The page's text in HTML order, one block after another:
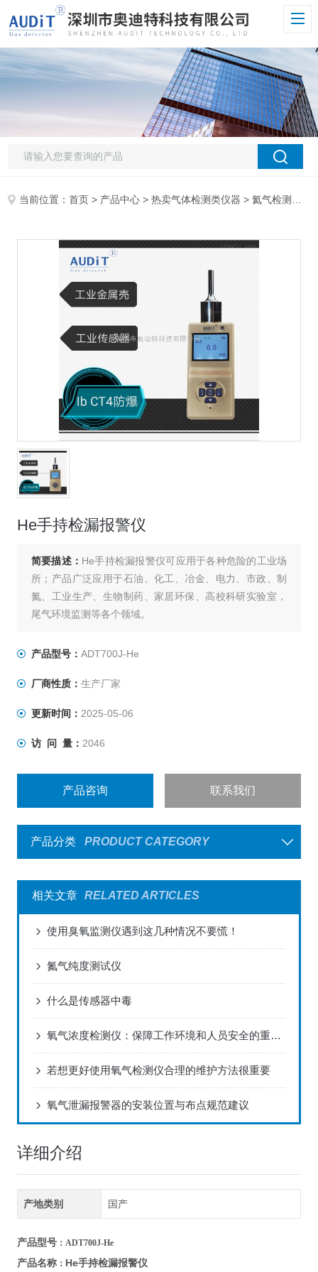
当前位置：首页 > 产品中心 >热卖气体检测类仪器 >氦气检测仪
He手持检漏报警仪
简要描述： He手持检漏报警仪可应用于各种危险的工业场
所；产品广泛应用于石油、化工、冶金、电力、市政、制
氮、工业生产、生物制药、家居环保、高校科研实验室，
尾气环境监测等各个领域。
产品型号： ADT700J-He
厂商性质： 生产厂家
更新时间： 2025-05-06
访 问 量： 2046
产品咨询 联系我们
产品分类 PRODUCT CATEGORY
相关文章 RELATED ARTICLES
使用臭氧监测仪遇到这几种情况不要慌！
氮气纯度测试仪
什么是传感器中毒
氧气浓度检测仪：保障工作环境和人员安全的重要工具
若想更好使用氧气检测仪合理的维护方法很重要
氧气泄漏报警器的安装位置与布点规范建议
详细介绍
产地类别 国产
产品型号：ADT700J-He
产品名称： He手持检漏报警仪